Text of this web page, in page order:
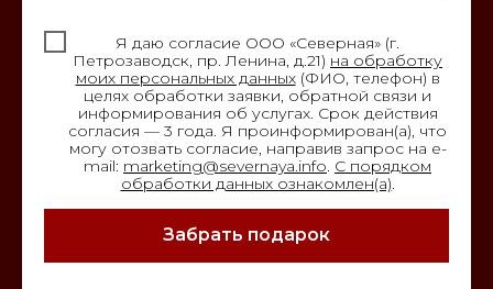
Подписывайтесь на наши аккаунты
СПЕЦПРЕДЛОЖЕНИЯ
БИЗНЕС-ЦЕНТР | ОФИСЫ
ТУРЫ
РЕСТОРАН
НОВОСТИ
БЛОГ
Я даю согласие ООО «Северная» (г.
Петрозаводск, пр. Ленина, д.21) на обработку
моих персональных данных(ФИО, телефон) в
целях обработки заявки, обратной связи и
информирования об услугах. Срок действия
согласия — 3 года. Я проинформирован(а), что
могу отозвать согласие, направив запрос на e-
mail: marketing@severnaya.info С порядком
обработки данных ознакомлен(а)
Забрать подарок